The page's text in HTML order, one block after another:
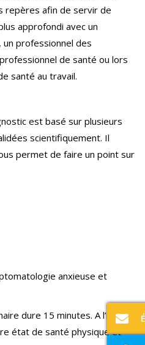
repères afin de servir de
approfondi avec un
professionnel des
de santé ou lors
santé au travail.
est basé sur plusieurs
scientifiquement. Il
permet de faire un point sur
anxieuse et
dure 15 minutes. A l’issue,
état de santé physique et